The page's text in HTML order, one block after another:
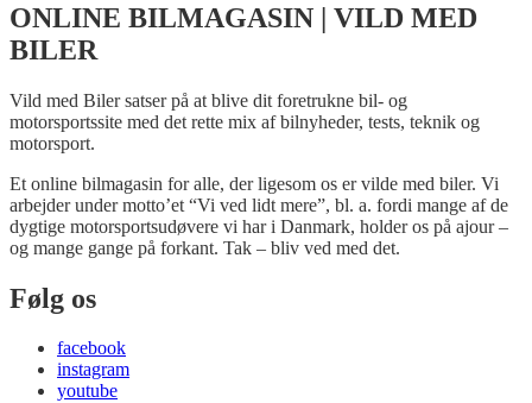
ONLINE BILMAGASIN | VILD MED
BILER
Vild med Biler satser på at blive dit foretrukne bil- og
motorsportssite med det rette mix af bilnyheder, tests, teknik og
motorsport.
Et online bilmagasin for alle, der ligesom os er vilde med biler. Vi
arbejder under motto’et “Vi ved lidt mere”, bl. a. fordi mange af de
dygtige motorsportsudøvere vi har i Danmark, holder os på ajour –
og mange gange på forkant. Tak – bliv ved med det.
Følg os
facebook
instagram
youtube